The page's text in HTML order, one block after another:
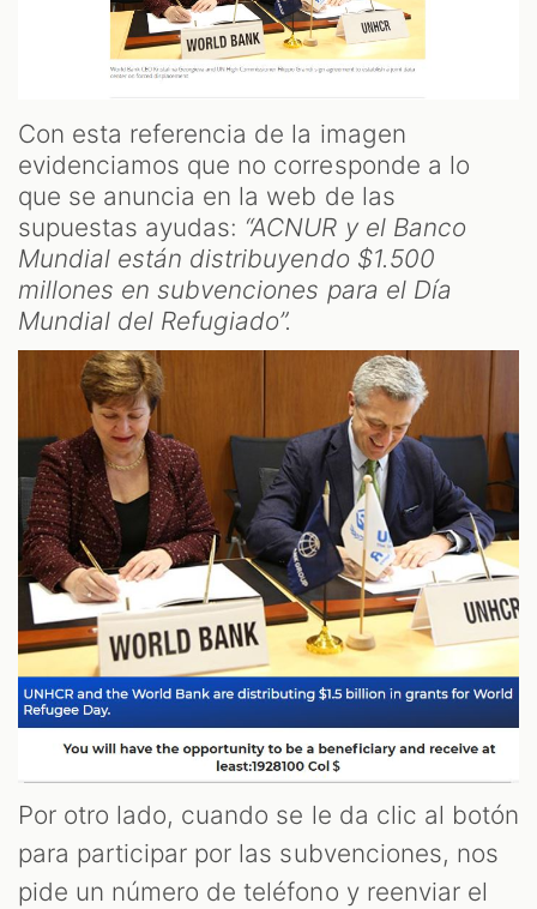
Con esta referencia de la imagen
evidenciamos que no corresponde a lo
que se anuncia en la web de las
supuestas ayudas: “ACNUR y el Banco
Mundial están distribuyendo $1.500
millones en subvenciones para el Día
Mundial del Refugiado”.
Por otro lado, cuando se le da clic al botón
para participar por las subvenciones, nos
pide un número de teléfono y reenviar el